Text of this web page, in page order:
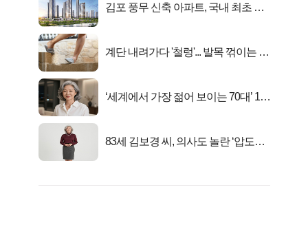
김포 풍무 신축 아파트, 국내 최초 반
계단 내려가다 '철렁'... 발목 꺾이는 이
‘세계에서 가장 젊어 보이는 70대’ 1위
83세 김보경 씨, 의사도 놀란 ‘압도적